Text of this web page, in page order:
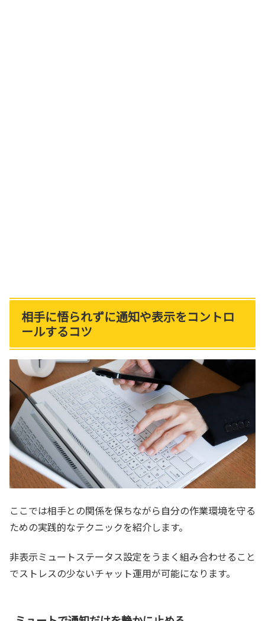
相手に悟られずに通知や表示をコントロ
ールするコツ
ここでは相手との関係を保ちながら自分の作業環境を守る
ための実践的なテクニックを紹介します。
非表示ミュートステータス設定をうまく組み合わせること
でストレスの少ないチャット運用が可能になります。